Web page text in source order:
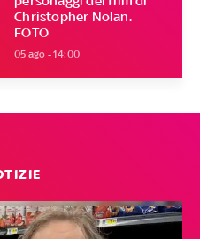
Christopher Nolan.
FOTO
05 ago - 14:00